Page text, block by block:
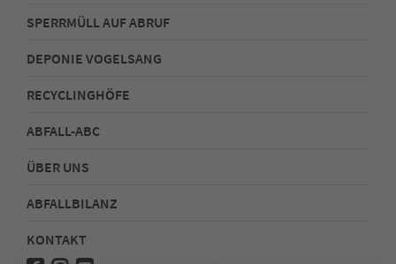
SPERRMÜLL AUF ABRUF
DEPONIE VOGELSANG
RECYCLINGHÖFE
ABFALL-ABC
ÜBER UNS
ABFALLBILANZ
KONTAKT